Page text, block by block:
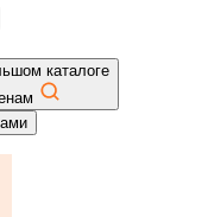
каталоге